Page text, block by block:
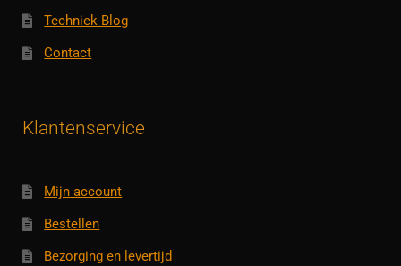
Techniek Blog
Contact
Klantenservice
Mijn account
Bestellen
Bezorging en levertijd